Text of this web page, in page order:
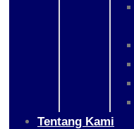
Tentang Kami